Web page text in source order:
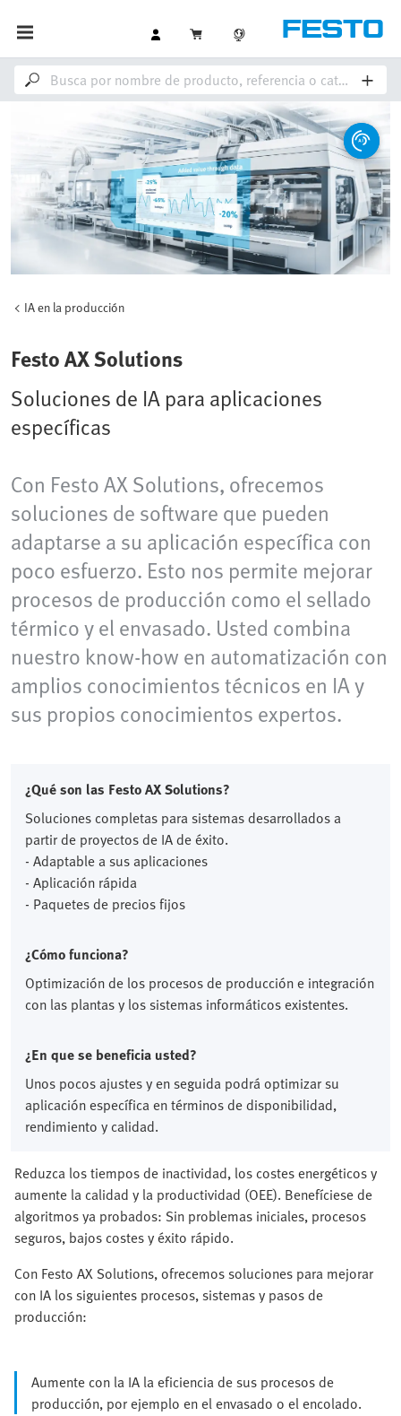
IA en la producción
Festo AX Solutions
Soluciones de IA para aplicaciones
específicas
Con Festo AX Solutions, ofrecemos
soluciones de software que pueden
adaptarse a su aplicación específica con
poco esfuerzo. Esto nos permite mejorar
procesos de producción como el sellado
térmico y el envasado. Usted combina
nuestro know-how en automatización con
amplios conocimientos técnicos en IA y
sus propios conocimientos expertos.
¿Qué son las Festo AX Solutions?
Soluciones completas para sistemas desarrollados a
partir de proyectos de IA de éxito.
- Adaptable a sus aplicaciones
- Aplicación rápida
- Paquetes de precios fijos
¿Cómo funciona?
Optimización de los procesos de producción e integración
con las plantas y los sistemas informáticos existentes.
¿En que se beneficia usted?
Unos pocos ajustes y en seguida podrá optimizar su
aplicación específica en términos de disponibilidad,
rendimiento y calidad.
Reduzca los tiempos de inactividad, los costes energéticos y
aumente la calidad y la productividad (OEE). Benefíciese de
algoritmos ya probados: Sin problemas iniciales, procesos
seguros, bajos costes y éxito rápido.
Con Festo AX Solutions, ofrecemos soluciones para mejorar
con IA los siguientes procesos, sistemas y pasos de
producción:
Aumente con la IA la eficiencia de sus procesos de
producción, por ejemplo en el envasado o el encolado.